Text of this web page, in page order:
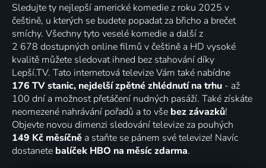
Sledujte ty nejlepší americké komedie z roku 2025 v
češtině, u kterých se budete popadat za břicho a brečet
smíchy. Všechny tyto veselé komedie a další z
2 678 dostupných online filmů v češtině a HD vysoké
kvalitě můžete sledovat ihned bez stahování díky
Lepší.TV. Tato internetová televize Vám také nabídne
176 TV stanic, nejdelší zpětné zhlédnutí na trhu - až
100 dní a možnost přetáčení nudných pasáží. Také získáte
neomezené nahrávání pořadů a to vše bez závazků!
Objevte novou dimenzi sledování televize za pouhých
149 Kč měsíčně a staňte se pánem své televize! Navíc
dostanete balíček HBO na měsíc zdarma.